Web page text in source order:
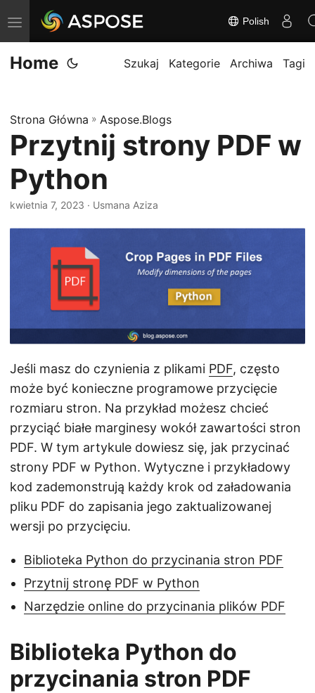
P
r
z
ą
c
n
a
Polish
Home Szukaj Kategorie Archiwa Tagi
Strona Główna » Aspose.Blogs
Przytnij strony PDF w
Python
kwietnia 7, 2023 · Usmana Aziza
Jeśli masz do czynienia z plikami PDF, często
może być konieczne programowe przycięcie
rozmiaru stron. Na przykład możesz chcieć
przyciąć białe marginesy wokół zawartości stron
PDF. W tym artykule dowiesz się, jak przycinać
strony PDF w Python. Wytyczne i przykładowy
kod zademonstrują każdy krok od załadowania
pliku PDF do zapisania jego zaktualizowanej
wersji po przycięciu.
Biblioteka Python do przycinania stron PDF
Przytnij stronę PDF w Python
Narzędzie online do przycinania plików PDF
Biblioteka Python do
przycinania stron PDF